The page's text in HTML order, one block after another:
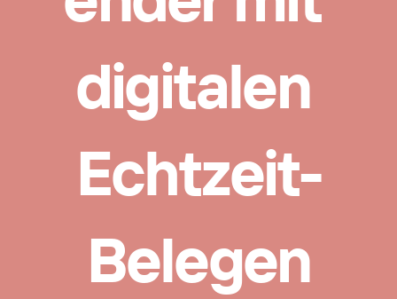
digitalen
Echtzeit-
Belegen